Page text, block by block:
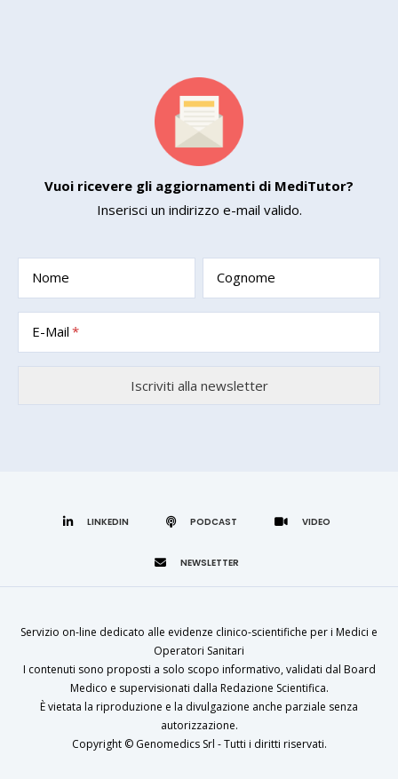
Vuoi ricevere gli aggiornamenti di MediTutor?
Inserisci un indirizzo e-mail valido.
Nome Cognome
E-Mail
LINKEDIN
Servizio on-line dedicato alle evidenze clinico-scientifiche per i Medici e
Operatori Sanitari
I contenuti sono proposti a solo scopo informativo, validati dal Board
Medico e supervisionati dalla Redazione Scientifica.
È vietata la riproduzione e la divulgazione anche parziale senza
autorizzazione.
Copyright © Genomedics Srl - Tutti i diritti riservati.